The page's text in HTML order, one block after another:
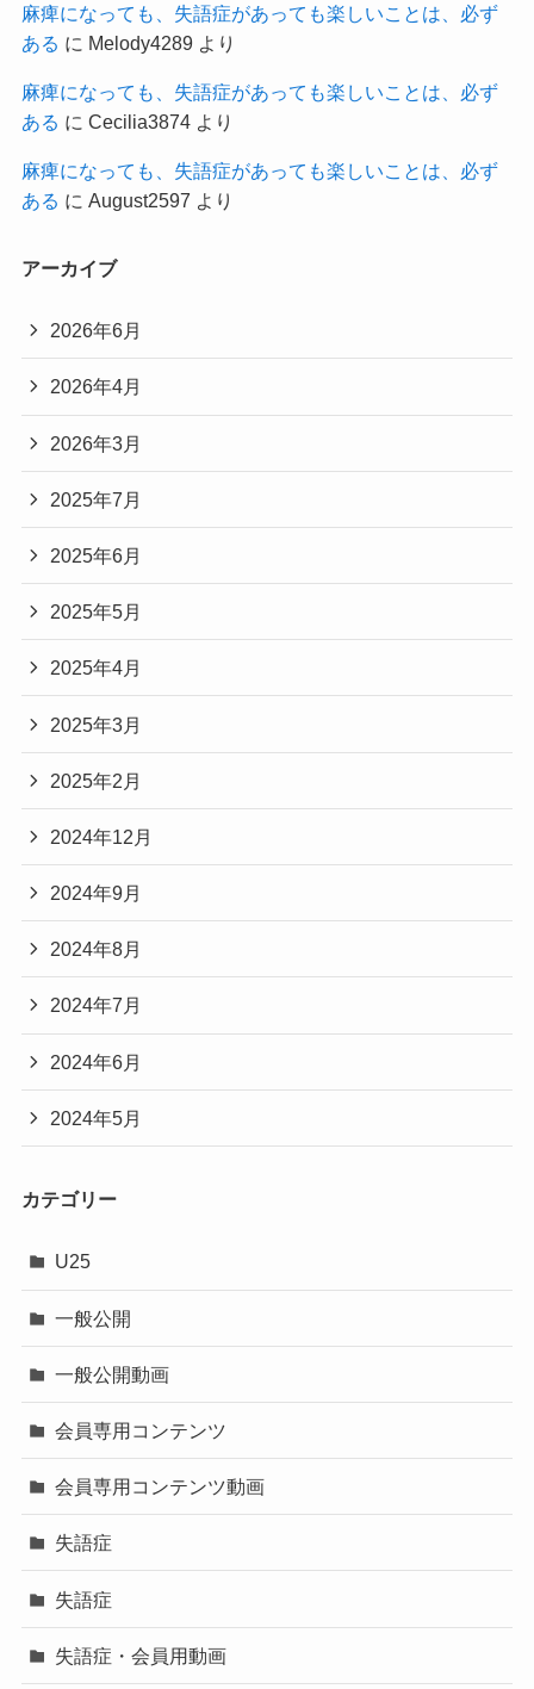
麻痺になっても、失語症があっても楽しいことは、必ず
ある に Melody4289より
麻痺になっても、失語症があっても楽しいことは、必ず
ある に Cecilia3874より
麻痺になっても、失語症があっても楽しいことは、必ず
ある に August2597 より
アーカイブ
2026年6月
2026年4月
2026年3月
2025年7月
2025年6月
2025年5月
2025年4月
2025年3月
2025年2月
2024年12月
2024年9月
2024年8月
2024年7月
2024年6月
2024年5月
カテゴリー
U25
一般公開
一般公開動画
会員専用コンテンツ
会員専用コンテンツ動画
失語症
失語症
失語症・会員用動画